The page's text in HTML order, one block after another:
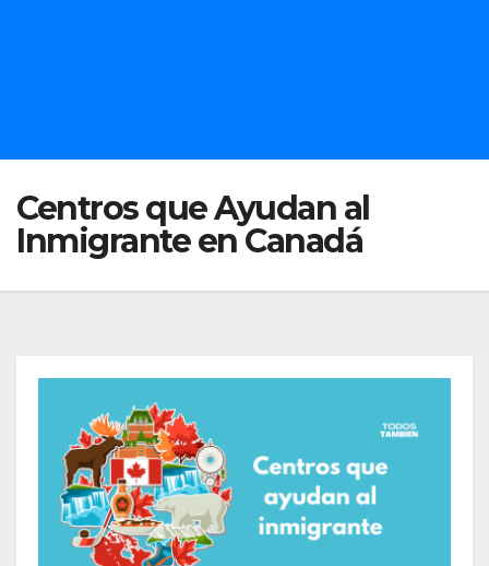
Centros que Ayudan al
Inmigrante en Canadá